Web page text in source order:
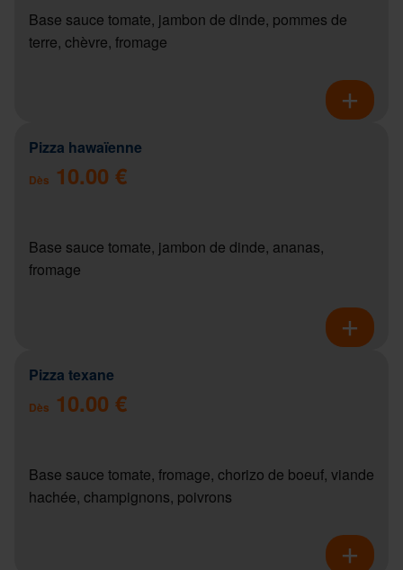
Base sauce tomate, jambon de dinde, pommes de
terre, chèvre, fromage
Pizza hawaïenne
Dès 10.00 €
Base sauce tomate, jambon de dinde, ananas,
fromage
Pizza texane
Dès 10.00 €
Base sauce tomate, fromage, chorizo de boeuf, viande
hachée, champignons, poivrons